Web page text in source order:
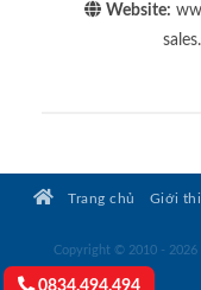
Website:
Trang chủ Giới
Copyright © 2010 - 2026
0834.494.494